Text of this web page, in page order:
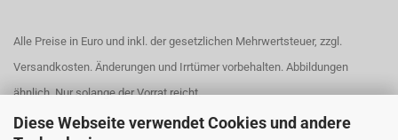
Diese Webseite verwendet Cookies und andere
Alle Preise in Euro und inkl. der gesetzlichen Mehrwertsteuer, zzgl.
Versandkosten. Änderungen und Irrtümer vorbehalten. Abbildungen
ähnlich. Nur solange der Vorrat reicht.